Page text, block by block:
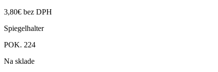
3,80€ bez DPH
Spiegelhalter
POK. 224
Na sklade